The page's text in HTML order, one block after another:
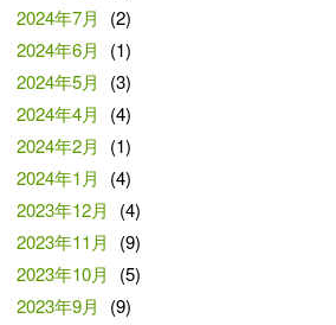
2024年7月
(2)
2024年6月
(1)
2024年5月
(3)
2024年4月
(4)
2024年2月
(1)
2024年1月
(4)
2023年12月
(4)
2023年11月
(9)
2023年10月
(5)
2023年9月
(9)